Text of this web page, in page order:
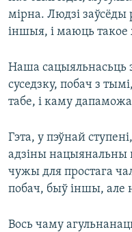
мірна. Людзі
іншыя, і маюць
Наша сацыяльнасьць
суседзку, побач з
табе, і каму
Гэта, у пэўнай
адзіны нацыянальны
чужы для простага
побач, быў іншы, але
Вось чаму